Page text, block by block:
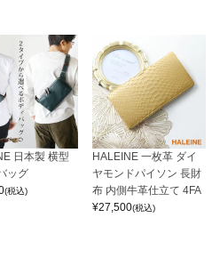
日本製 横型
ッグ
(税込)
HALEINE 一枚革 ダイ
ヤモンドパイソン 長財
布 内側牛革仕立て 4FA
¥27,500(税込)